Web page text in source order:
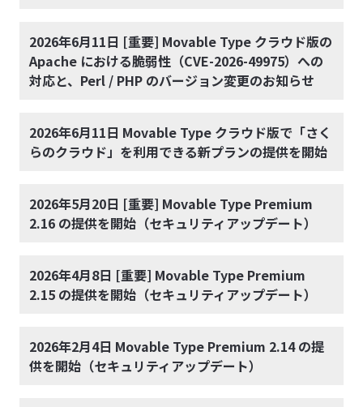
2026年6月11日 [重要] Movable Type クラウド版の
Apache における脆弱性（CVE-2026-49975）への
対応と、Perl / PHP のバージョン変更のお知らせ
2026年6月11日 Movable Type クラウド版で「さく
らのクラウド」を利用できる新プランの提供を開始
2026年5月20日 [重要] Movable Type Premium
2.16 の提供を開始（セキュリティアップデート）
2026年4月8日 [重要] Movable Type Premium
2.15 の提供を開始（セキュリティアップデート）
2026年2月4日 Movable Type Premium 2.14 の提
供を開始（セキュリティアップデート）